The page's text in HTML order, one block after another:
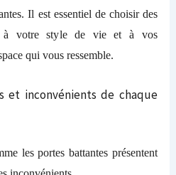
Il est essentiel de choisir des
à votre style de vie et à vos
qui vous ressemble.
et inconvénients de chaque
les portes battantes présentent